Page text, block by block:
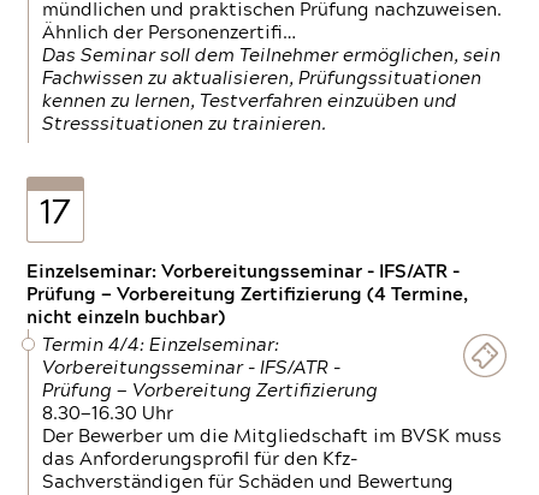
mündlichen und praktischen Prüfung nachzuweisen.
Ähnlich der Personenzertifi…
Das Seminar soll dem Teilnehmer ermöglichen, sein
Fachwissen zu aktualisieren, Prüfungssituationen
kennen zu lernen, Testverfahren einzuüben und
Stresssituationen zu trainieren.
17
Einzelseminar: Vorbereitungsseminar - IFS/ATR -
Prüfung — Vorbereitung Zertifizierung (4 Termine,
nicht einzeln buchbar)
Termin 4/4: Einzelseminar:
Vorbereitungsseminar - IFS/ATR -
Prüfung — Vorbereitung Zertifizierung
8.30—16.30 Uhr
Der Bewerber um die Mitgliedschaft im BVSK muss
das Anforderungsprofil für den Kfz-
Sachverständigen für Schäden und Bewertung